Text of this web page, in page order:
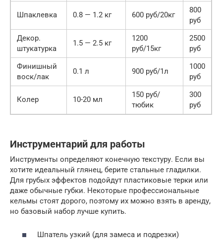
Шпаклевка 0.8 — 1.2 кг 600 руб/20кг
800
руб
Декор.
штукатурка
1.5 — 2.5 кг
1200
руб/15кг
2500
руб
Финишный
воск/лак
0.1 л 900 руб/1л
1000
руб
Колер 10-20 мл
150 руб/
тюбик
300
руб
Инструментарий для работы
Инструменты определяют конечную текстуру. Если вы
хотите идеальный глянец, берите стальные гладилки.
Для грубых эффектов подойдут пластиковые терки или
даже обычные губки. Некоторые профессиональные
кельмы стоят дорого, поэтому их можно взять в аренду,
но базовый набор лучше купить.
Шпатель узкий (для замеса и подрезки)